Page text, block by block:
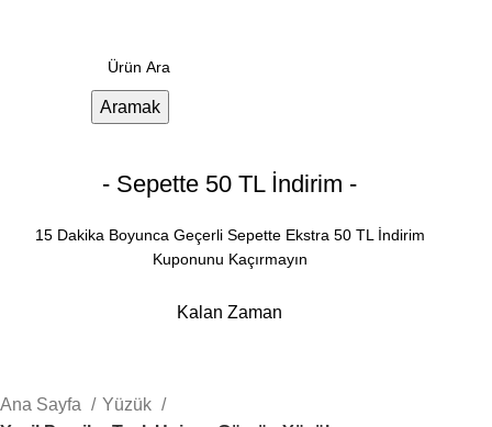
Aramak
- Sepette 50 TL İndirim -
15 Dakika Boyunca Geçerli Sepette Ekstra 50 TL İndirim
Kuponunu Kaçırmayın
Kalan Zaman
Ana Sayfa
Yüzük